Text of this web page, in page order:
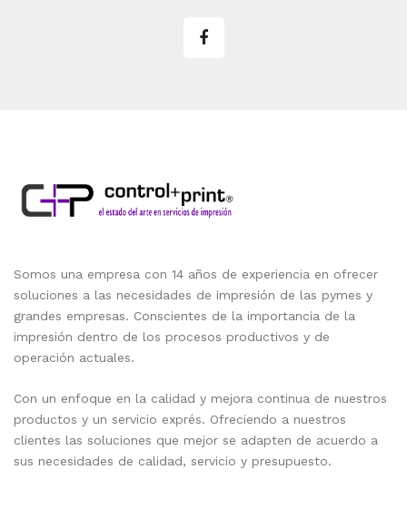
Somos una empresa con 14 años de experiencia en ofrecer
soluciones a las necesidades de impresión de las pymes y
grandes empresas. Conscientes de la importancia de la
impresión dentro de los procesos productivos y de
operación actuales.
Con un enfoque en la calidad y mejora continua de nuestros
productos y un servicio exprés. Ofreciendo a nuestros
clientes las soluciones que mejor se adapten de acuerdo a
sus necesidades de calidad, servicio y presupuesto.